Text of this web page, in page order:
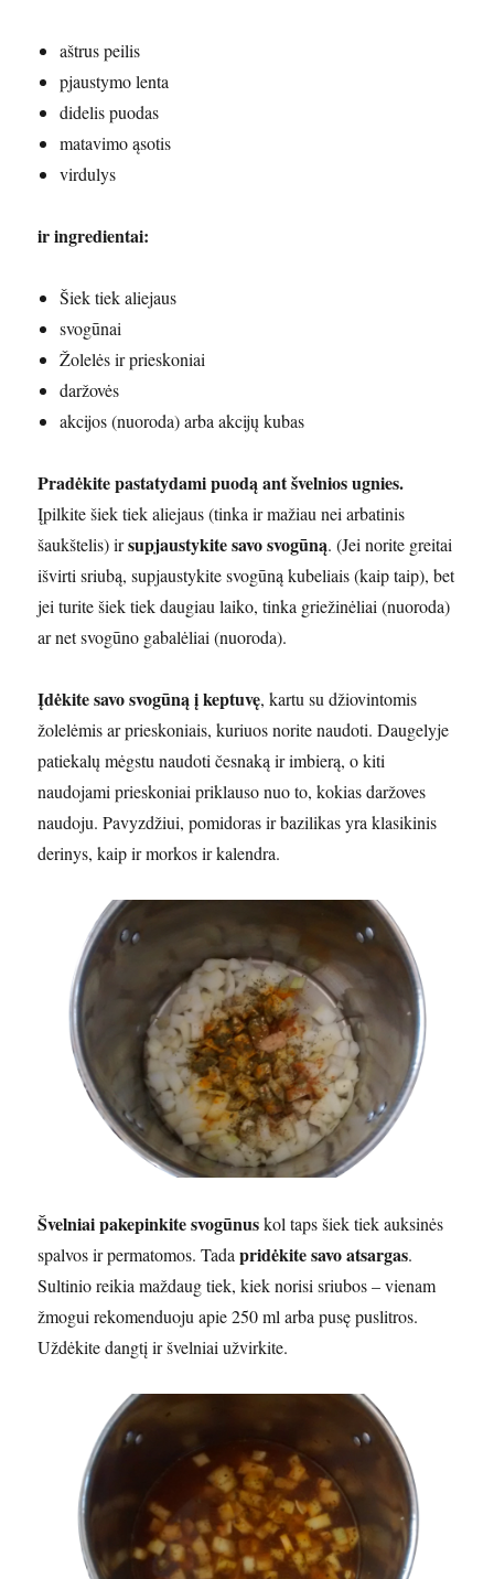
aštrus peilis
pjaustymo lenta
didelis puodas
matavimo ąsotis
virdulys
ir ingredientai:
Šiek tiek aliejaus
svogūnai
Žolelės ir prieskoniai
daržovės
akcijos (nuoroda) arba akcijų kubas
Pradėkite pastatydami puodą ant švelnios ugnies.
Įpilkite šiek tiek aliejaus (tinka ir mažiau nei arbatinis
šaukštelis) irsupjaustykite savo svogūną. (Jei norite greitai
išvirti sriubą, supjaustykite svogūną kubeliais (kaip taip), bet
jei turite šiek tiek daugiau laiko, tinka griežinėliai (nuoroda)
ar net svogūno gabalėliai (nuoroda).
Įdėkite savo svogūną į keptuvę, kartu su džiovintomis
žolelėmis ar prieskoniais, kuriuos norite naudoti. Daugelyje
patiekalų mėgstu naudoti česnaką ir imbierą, o kiti
naudojami prieskoniai priklauso nuo to, kokias daržoves
naudoju. Pavyzdžiui, pomidoras ir bazilikas yra klasikinis
derinys, kaip ir morkos ir kalendra.
Švelniai pakepinkite svogūnuskol taps šiek tiek auksinės
spalvos ir permatomos. Tadapridėkite savo atsargas.
Sultinio reikia maždaug tiek, kiek norisi sriubos – vienam
žmogui rekomenduoju apie 250 ml arba pusę puslitros.
Uždėkite dangtį ir švelniai užvirkite.